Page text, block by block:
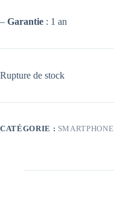
– Garantie : 1 an
Rupture de stock
CATÉGORIE : SMARTPHONE